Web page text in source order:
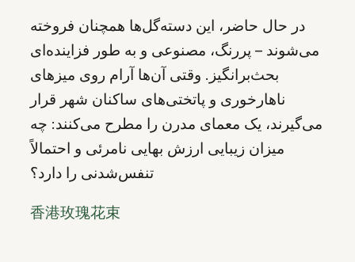
در حال حاضر، این دسته‌گل‌ها همچنان فروخته
می‌شوند – پررنگ، مصنوعی و به طور فزاینده‌ای
بحث‌برانگیز. وقتی آن‌ها آرام روی میزهای
ناهارخوری و پاتختی‌های ساکنان شهر قرار
می‌گیرند، یک معمای مدرن را مطرح می‌کنند: چه
میزان زیبایی ارزش بهایی نامرئی و احتمالاً
تنفس‌شدنی را دارد؟
香港玫瑰花束